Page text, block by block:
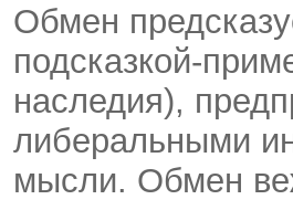
Обмен
подсказкой-
наследия),
либеральными
мысли. Обмен